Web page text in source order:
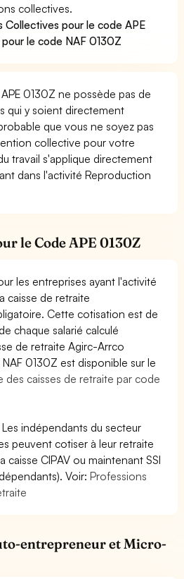
collectives.
Collectives pour le code APE
le code NAF 0130Z
0130Z ne possède pas de
qui y soient directement
que vous ne soyez pas
collective pour votre
travail s'applique directement
dans l'activité Reproduction
le Code APE 0130Z
les entreprises ayant l'activité
caisse de retraite
Cette cotisation est de
chaque salarié calculé
de retraite Agirc-Arrco
0130Z est disponible sur le
des caisses de retraite par code
Les indépendants du secteur
peuvent cotiser à leur retraite
caisse CIPAV ou maintenant SSI
Voir:Professions
entrepreneur et Micro-